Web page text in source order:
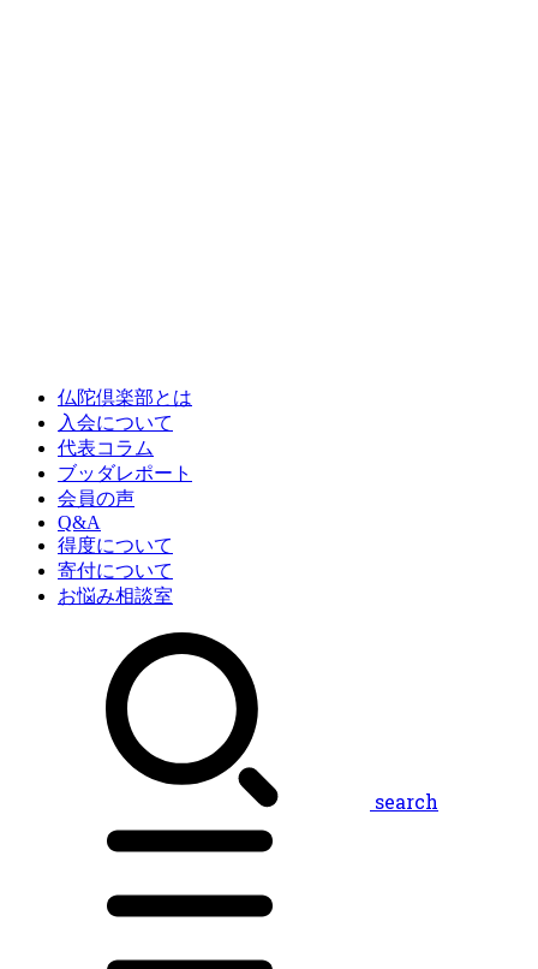
仏陀倶楽部とは
入会について
代表コラム
ブッダレポート
会員の声
Q&A
得度について
寄付について
お悩み相談室
search